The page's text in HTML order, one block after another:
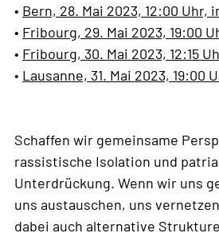
• Bern, 28. Mai 2023, 12:00 Uhr,
• Fribourg, 29. Mai 2023, 19:00
• Fribourg, 30. Mai 2023, 12:15
• Lausanne, 31. Mai 2023, 19:00
Schaffen wir gemeinsame
rassistische Isolation und
Unterdrückung. Wenn wir uns
uns austauschen, uns
dabei auch alternative